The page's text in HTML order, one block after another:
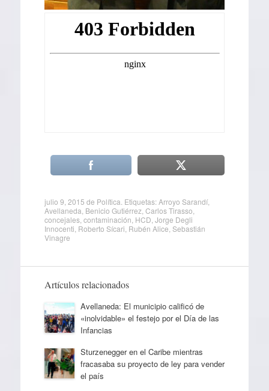
julio 9, 2015 de Política . Etiquetas:Arroyo Sarandí,
Avellaneda Benicio Gutiérrez, Carlos Tirasso
concejales, contaminación HCD Jorge Degli
Innocenti Roberto Sícari Rubén Alice Sebastián
Vinagre
Artículos relacionados
Avellaneda: El municipio calificó de
«inolvidable» el festejo por el Día de las
Infancias
Sturzenegger en el Caribe mientras
fracasaba su proyecto de ley para vender
el país